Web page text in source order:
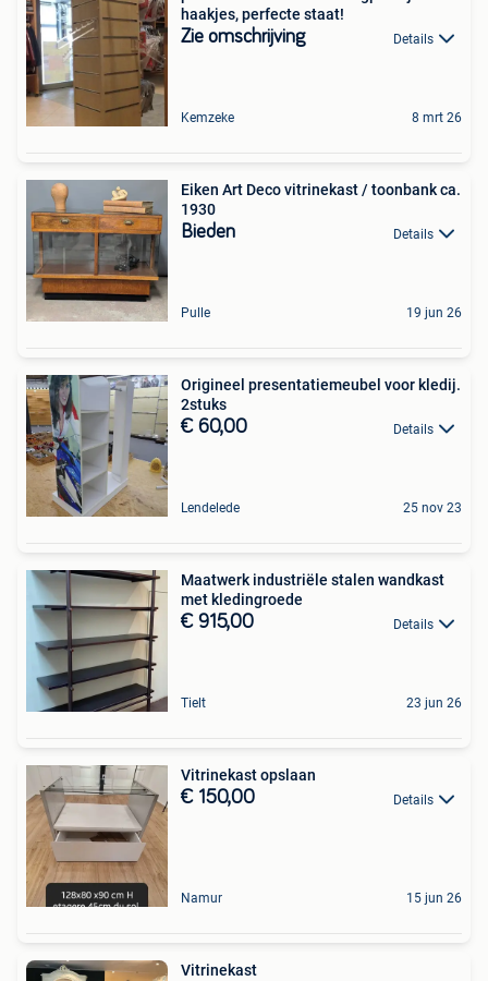
haakjes, perfecte staat!
Zie omschrijving Details
Kemzeke 8 mrt 26
Eiken Art Deco vitrinekast / toonbank ca.
1930
Bieden Details
Pulle 19 jun 26
Origineel presentatiemeubel voor kledij.
2stuks
€ 60,00 Details
Lendelede 25 nov 23
Maatwerk industriële stalen wandkast
met kledingroede
€ 915,00 Details
Tielt 23 jun 26
Vitrinekast opslaan
€ 150,00 Details
Namur 15 jun 26
Vitrinekast